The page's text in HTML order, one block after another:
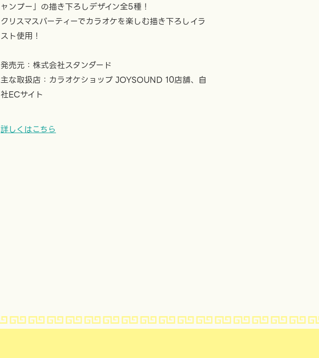
ャンプー」の描き下ろしデザイン全5種！
クリスマスパーティーでカラオケを楽しむ描き下ろしイラ
スト使用！
発売元：株式会社スタンダード
主な取扱店：カラオケショップ JOYSOUND 10店舗、自
社ECサイト
詳しくはこちら